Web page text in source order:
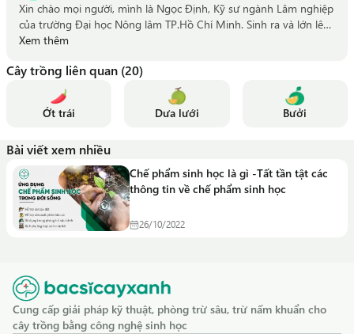
Xin chào mọi người, mình là Ngọc Định, Kỹ sư ngành Lâm nghiệp
của trường Đại học Nông lâm TP.Hồ Chí Minh. Sinh ra và lớn lên
trên mảnh đất gắn liền với nông nghiệp, cũng như mình đã trải
thấu hiểu những khó khăn, trăn trở của người nông dân. Với
mong muốn mang khoa học công nghệ hiện đại ứng dụng vào
trong sản xuất nông nghiệp để giúp bà con nông dân, mình hy
vọng những chia sẻ về kiến thức nông nghiệp đã học được và
con có một vụ mùa đạt năng suất cao.
Xem thêm
Cây trồng liên quan (20)
Ớt trái Dưa lưới Bưởi
Bài viết xem nhiều
Chế phẩm sinh học là gì -Tất tần tật các
thông tin về chế phẩm sinh học
26/10/2022
Cung cấp giải pháp kỹ thuật, phòng trừ sâu, trừ nấm khuẩn cho
cây trồng bằng công nghệ sinh học